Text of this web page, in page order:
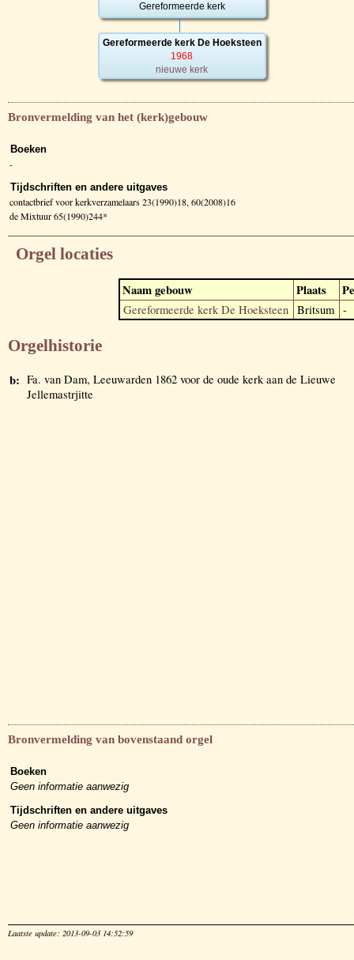
Gereformeerde kerk
Gereformeerde kerk De Hoeksteen
1968
nieuwe kerk
Bronvermelding van het (kerk)gebouw
Boeken
-
Tijdschriften en andere uitgaves
contactbrief voor kerkverzamelaars 23(1990)18, 60(2008)16
de Mixtuur 65(1990)244*
Orgel locaties
Naam gebouw Plaats
Gereformeerde kerk De Hoeksteen Britsum -
Orgelhistorie
b: Fa. van Dam, Leeuwarden 1862 voor de oude kerk aan de Lieuwe
Jellemastrjitte
Bronvermelding van bovenstaand orgel
Boeken
Geen informatie aanwezig
Tijdschriften en andere uitgaves
Geen informatie aanwezig
Laatste update: 2013-09-03 14:52:59